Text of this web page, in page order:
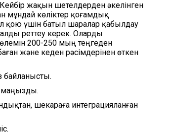
жақын шетелдерден әкелінген
мұндай көліктер қоғамдық
қою үшін батыл шаралар қабылдау
реттеу керек. Оларды
200-250 мың теңгеден
және кеден рәсімдерінен өткен
байланысты.
маңызды.
шекараға интеграцияланған